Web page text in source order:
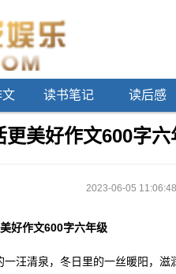
文 读书笔记 读后感
更美好作文600字
2023-06-05 11:06:48
好作文600字六年级
汪清泉，冬日里的一丝暖阳，滋